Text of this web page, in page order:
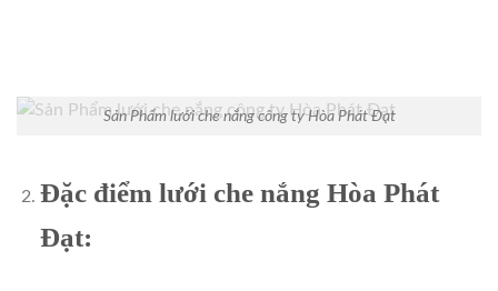
Sản Phẩm lưới che nắng công ty Hòa Phát Đạt
Đặc điểm lưới che nắng Hòa Phát
Đạt: